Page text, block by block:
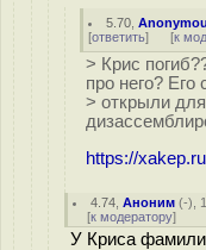
5.70 ,
[ответить] [к
> Крис
про него? Его
> открыли
https://
4.74 ,Аноним (-),
[к модератору]
У Криса